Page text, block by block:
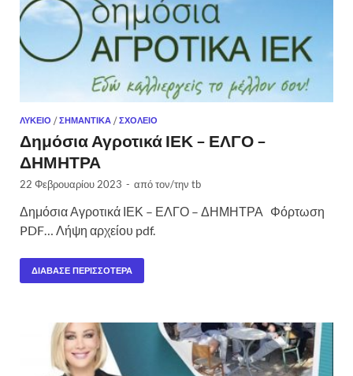
ΛΎΚΕΙΟ /ΣΗΜΑΝΤΙΚΆ /ΣΧΟΛΕΊΟ
Δημόσια Αγροτικά ΙΕΚ – ΕΛΓΟ –
ΔΗΜΗΤΡΑ
22 Φεβρουαρίου 2023 - από τον/την tb
Δημόσια Αγροτικά ΙΕΚ – ΕΛΓΟ – ΔΗΜΗΤΡΑ Φόρτωση
PDF… Λήψη αρχείου pdf.
ΔΙΆΒΑΣΕ ΠΕΡΙΣΣΌΤΕΡΑ